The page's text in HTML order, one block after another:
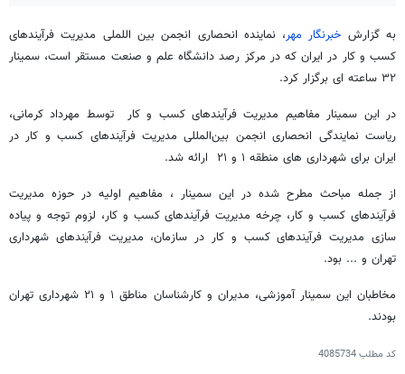
به گزارش خبرنگار مهر، نماینده انحصاری انجمن بین اللملی مدیریت فرآیندهای
کسب و کار در ایران که در مرکز رصد دانشگاه علم و صنعت مستقر است، سمینار
۳۲ ساعته ای برگزار کرد.
در این سمینار مفاهیم مدیریت فرآیندهای کسب و کار توسط مهرداد کرمانی،
ریاست نمایندگی انحصاری انجمن بین‌المللی مدیریت فرآیندهای کسب و کار در
ایران برای شهرداری های منطقه ۱ و ۲۱ ارائه شد.
از جمله مباحث مطرح شده در این سمینار ، مفاهیم اولیه در حوزه مدیریت
فرآیندهای کسب و کار، چرخه مدیریت فرآیندهای کسب و کار، لزوم توجه و پیاده
سازی مدیریت فرآیندهای کسب و کار در سازمان، مدیریت فرآیندهای شهرداری
تهران و ... بود.
مخاطبان این سمینار آموزشی، مدیران و کارشناسان مناطق ۱ و ۲۱ شهرداری تهران
بودند.
کد مطلب4085734